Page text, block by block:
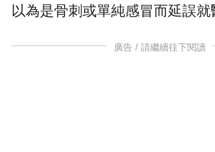
以為是骨刺或單純感冒而延誤就
廣告 / 請繼續往下閱讀